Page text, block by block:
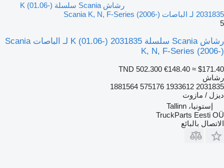
رشاش Scania سلسلة K (01.06-)
2031835 لـ الباصات Scania K, N, F-Series (2006-)
5
رشاش Scania سلسلة K (01.06-) 2031835 لـ الباصات Scania
K, N, F-Series (2006-)
TND 502.300 €148.40 ≈ $171.40
رشاش
2031835 1933612 575176 1881564
ديزل / مازوت
إستونيا، Tallinn
TruckParts Eesti OÜ
الاتصال بالبائع